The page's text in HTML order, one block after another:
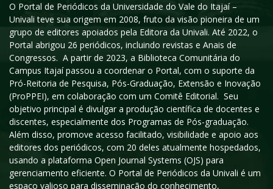
O Portal de Periódicos da Universidade do Vale do Itajaí –
Univali teve sua origem em 2008, fruto da visão pioneira de um
grupo de editores apoiados pela Editora da Univali. Até 2022, o
Portal abrigou 26 periódicos, incluindo revistas e Anais de
Congressos. A partir de 2023, a Biblioteca Comunitária do
Campus Itajaí passou a coordenar o Portal, com o suporte da
Pró-Reitoria de Pesquisa, Pós-Graduação, Extensão e Inovação
(ProPPEI), em colaboração com um Comitê Editorial. Seu
objetivo principal é divulgar a produção científica de docentes e
discentes, especialmente dos Programas de Pós-graduação.
Além disso, promove acesso facilitado, visibilidade e apoio aos
editores dos periódicos, com 20 deles atualmente hospedados,
usando a plataforma Open Journal Systems (OJS) para
gerenciamento eficiente. O Portal de Periódicos da Univali é um
espaço valioso para disseminação do conhecimento,